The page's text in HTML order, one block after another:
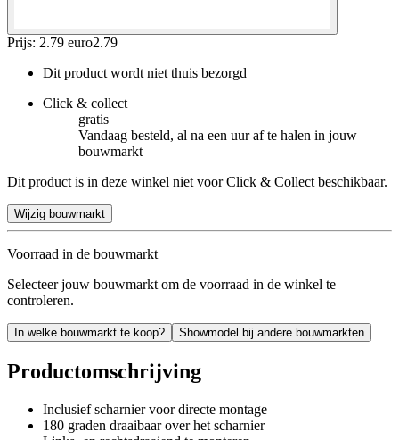
Prijs: 2.79 euro2.79
Dit product wordt niet thuis bezorgd
Click & collect
gratis
Vandaag besteld, al na een uur af te halen in jouw
bouwmarkt
Dit product is in deze winkel niet voor Click & Collect beschikbaar.
Wijzig bouwmarkt
Voorraad in de bouwmarkt
Selecteer jouw bouwmarkt om de voorraad in de winkel te
controleren.
In welke bouwmarkt te koop? Showmodel bij andere bouwmarkten
Productomschrijving
Inclusief scharnier voor directe montage
180 graden draaibaar over het scharnier